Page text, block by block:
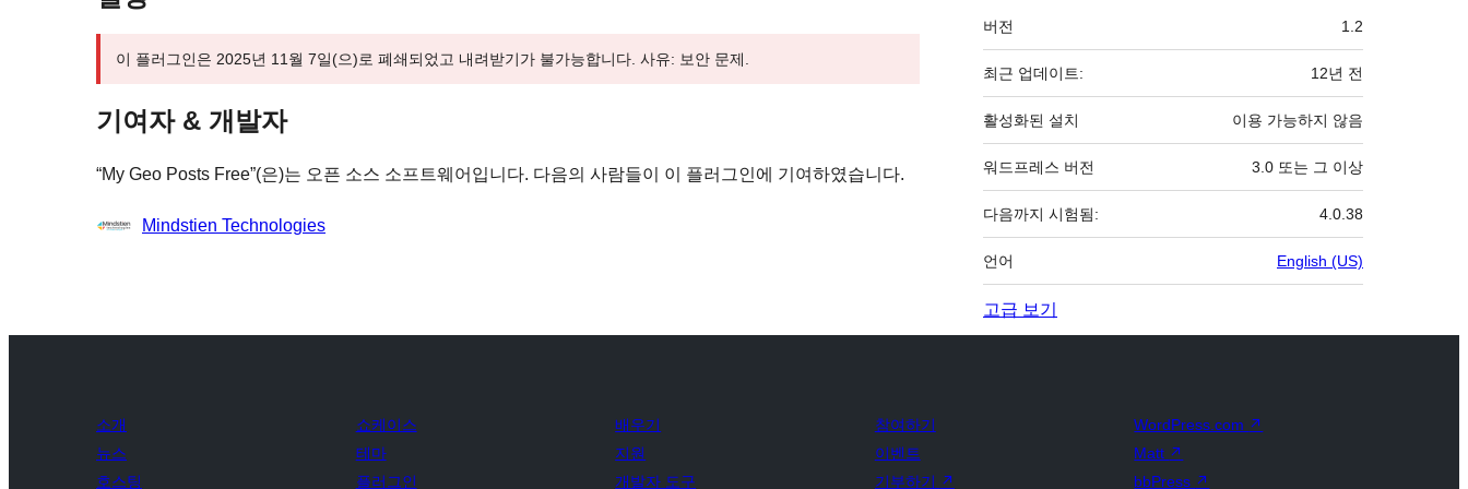
이 플러그인은 2025년 11월 7일(으)로 폐쇄되었고 내려받기가 불가능합니다. 사유: 보안 문제.
기여자 & 개발자
“My Geo Posts Free”(은)는 오픈 소스 소프트웨어입니다. 다음의 사람들이 이 플러그인에 기여하였습니다.
기
Mindstien Technologies
기
초
버전 1.2
최근 업데이트: 12년 전
활성화된 설치 이용 가능하지 않음
워드프레스 버전 3.0 또는 그 이상
다음까지 시험됨: 4.0.38
언어 English (US)
고급 보기
소개
뉴스
호스팅
쇼케이스
테마
플러그인
배우기
지원
개발자 도구
참여하기
이벤트
기부하기 ↗
WordPress.com ↗
Matt ↗
bbPress ↗